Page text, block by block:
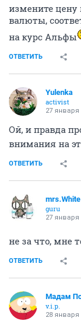
измените цену
валюты,
на курс Альфы
ОТВЕТИТЬ
Yulenka
activist
27 января
Ой, и правда
внимания на
ОТВЕТИТЬ
mrs.White
guru
27 января
не за что, мне
ОТВЕТИТЬ
Мадам
v.i.p.
28 января